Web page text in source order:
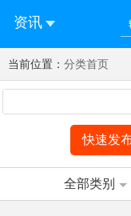
资讯
您好！欢迎来到济南
登录
当前位置： 分类首页
快速发
全部类别